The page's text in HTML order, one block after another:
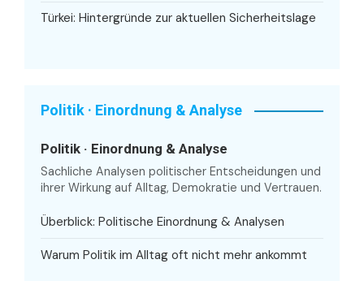
Türkei: Hintergründe zur aktuellen Sicherheitslage
Politik · Einordnung & Analyse
Politik · Einordnung & Analyse
Sachliche Analysen politischer Entscheidungen und
ihrer Wirkung auf Alltag, Demokratie und Vertrauen.
Überblick: Politische Einordnung & Analysen
Warum Politik im Alltag oft nicht mehr ankommt